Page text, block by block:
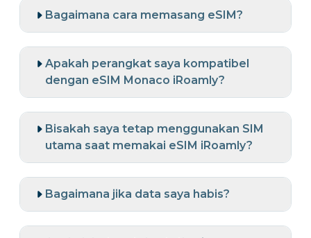
Bagaimana cara memasang eSIM?
Apakah perangkat saya kompatibel
dengan eSIM Monaco iRoamly?
Bisakah saya tetap menggunakan SIM
utama saat memakai eSIM iRoamly?
Bagaimana jika data saya habis?